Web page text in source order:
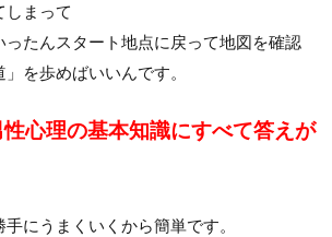
しまって
ったんスタート地点に戻って地図を確認
を歩めばいいんです。
心理の基本知識にすべて答えが
にうまくいくから簡単です。